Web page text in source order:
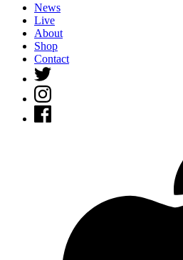
News
Live
About
Shop
Contact